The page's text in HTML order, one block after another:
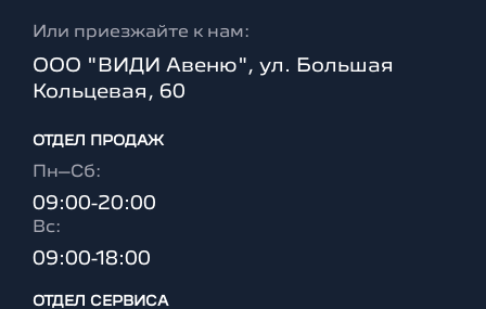
Или приезжайте к нам:
ООО "ВИДИ Авеню", ул. Большая
Кольцевая, 60
ОТДЕЛ ПРОДАЖ
Пн–Сб:
09:00-20:00
Вc:
09:00-18:00
ОТДЕЛ CЕРВИСА